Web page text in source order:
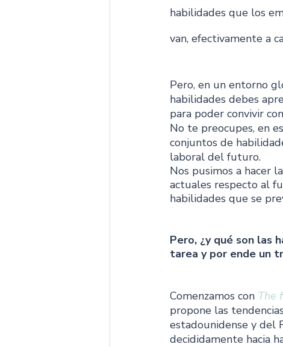
habilidades que los
van, efectivamente a
Pero, en un entorno
habilidades debes
para poder convivir
No te preocupes, en
conjuntos de
laboral del futuro.
Nos pusimos a hacer
actuales respecto al
habilidades que se
Pero, ¿y qué son las
tarea y por ende un
Comenzamos con The
propone las
estadounidense y del
decididamente hacia